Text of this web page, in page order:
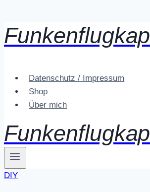
Zum
Inhalt
Datenschutz / Impressum
Shop
Über mich
DIY